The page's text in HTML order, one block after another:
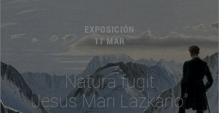
EXPOSICIÓN
17 MAR
Natura fugit
Jesus Mari Lazkano"